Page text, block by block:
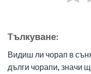
Tълкуване:
Видиш ли чорап в
дълги чорапи, значи